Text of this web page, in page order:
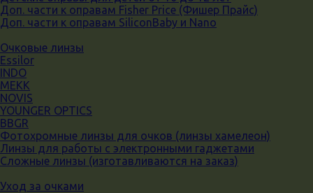
Доп. части к оправам Fisher Price (Фишер Прайс)
Доп. части к оправам SiliconBaby и Nano
Очковые линзы
Essilor
INDO
MEKK
NOVIS
YOUNGER OPTICS
BBGR
Фотохромные линзы для очков (линзы хамелеон)
Линзы для работы с электронными гаджетами
Сложные линзы (изготавливаются на заказ)
Уход за очками